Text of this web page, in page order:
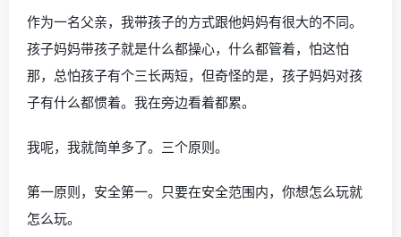
作为一名父亲，我带孩子的方式跟他妈妈有很大的不同。
孩子妈妈带孩子就是什么都操心，什么都管着，怕这怕
那，总怕孩子有个三长两短，但奇怪的是，孩子妈妈对孩
子有什么都惯着。我在旁边看着都累。
我呢，我就简单多了。三个原则。
第一原则，安全第一。只要在安全范围内，你想怎么玩就
怎么玩。